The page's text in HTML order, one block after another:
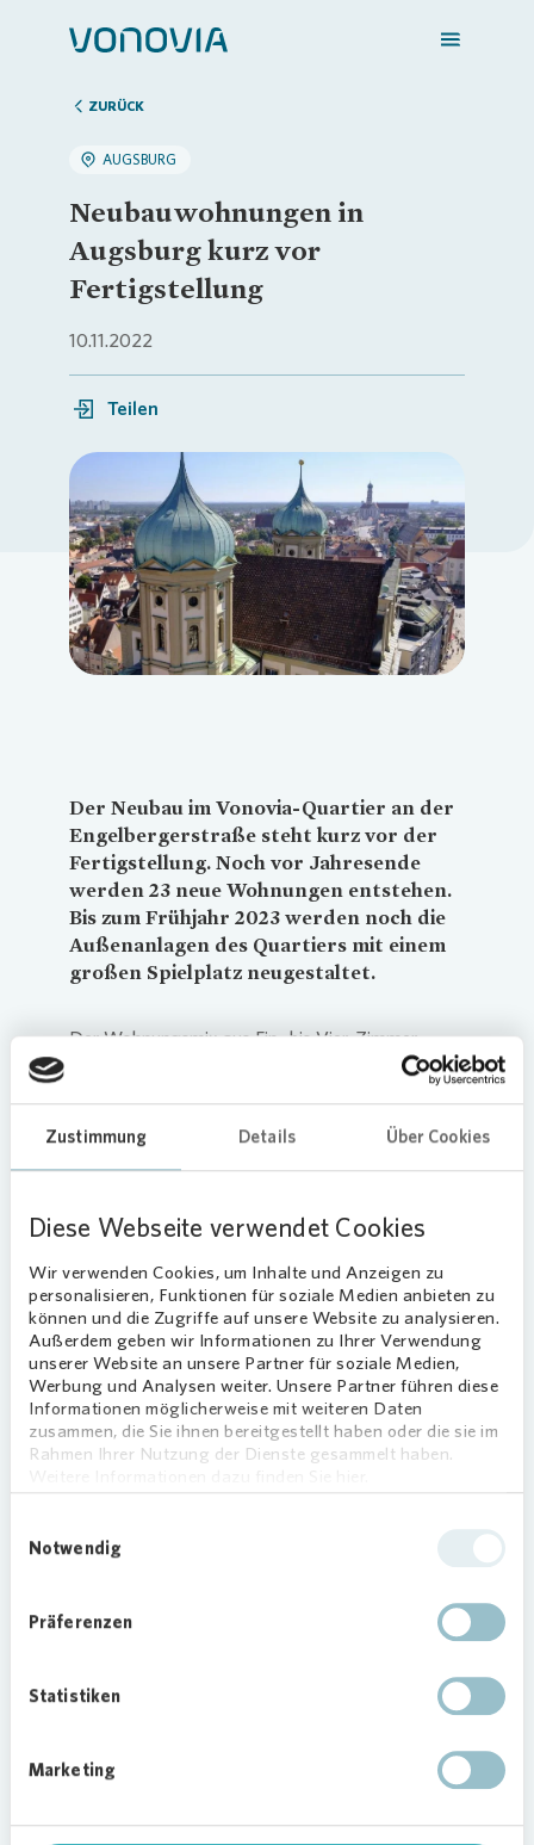
Zustimmung Details Über Cookies
Diese Webseite verwendet Cookies
Wir verwenden Cookies, um Inhalte und Anzeigen zu
personalisieren, Funktionen für soziale Medien anbieten zu
können und die Zugriffe auf unsere Website zu analysieren.
Außerdem geben wir Informationen zu Ihrer Verwendung
unserer Website an unsere Partner für soziale Medien,
Werbung und Analysen weiter. Unsere Partner führen diese
Informationen möglicherweise mit weiteren Daten
zusammen, die Sie ihnen bereitgestellt haben oder die sie im
Rahmen Ihrer Nutzung der Dienste gesammelt haben.
Notwendig
Präferenzen
Statistiken
Marketing
Zuhause finden
Mein Zuhause
Meine Stadt
Login
ZURÜCK
AUGSBURG
Neubauwohnungen in
Augsburg kurz vor
Fertigstellung
10.11.2022
Teilen
Loading...
Der Neubau im Vonovia-Quartier an der
Engelbergerstraße steht kurz vor der
Fertigstellung. Noch vor Jahresende
werden 23 neue Wohnungen entstehen.
Bis zum Frühjahr 2023 werden noch die
Außenanlagen des Quartiers mit einem
großen Spielplatz neugestaltet.
Der Wohnungsmix aus Ein- bis Vier-Zimmer-
Wohnungen soll sowohl Alleinlebende als auch
über einen Balkon und eine Einbauküche. Rund ein
Viertel der neuen Wohneinheiten ist barrierearm
Dach des KfW-55-Effizienzhauses ist mit einer
Photovoltaikanlage ausgestattet.
Neues Wohnumfeld mit großem
Spielplatz
Im Keller gelegene Fahrradstellplätze sowie eine
Tiefgarage mit Pkw-Stellplätzen bieten
ausreichend Platz für jede Art von Mobilität. Auch
und Mieter im Außenbereich. Dort wird auch ein
ab Januar 23 neue Wohnungen anbieten können.
Die Einwohnerzahl wächst in dieser beliebten
Wohnungen gebraucht“, sagt Manuela Gebhart,
fort: „Wir bedanken uns bei den